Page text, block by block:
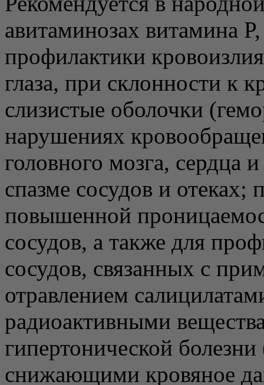
авитаминозах витамина
профилактики
глаза, при склонности к
слизистые оболочки
нарушениях
головного мозга, сердца
спазме сосудов и отеках;
повышенной
сосудов, а также для
сосудов, связанных с
отравлением
радиоактивными
гипертонической
снижающими кровяное